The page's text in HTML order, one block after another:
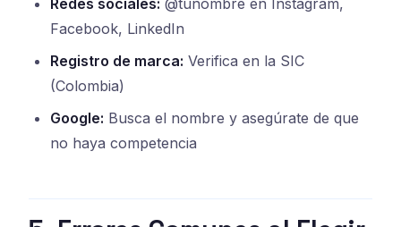
Redes sociales: @tunombre en Instagram,
Facebook, LinkedIn
Registro de marca: Verifica en la SIC
(Colombia)
Google: Busca el nombre y asegúrate de que
no haya competencia